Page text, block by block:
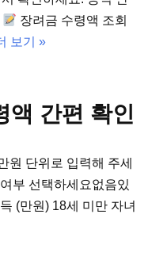
장려금 수령액 조회
보기 »
액 간편 확인
원 단위로 입력해 주세
부 선택하세요없음있
(만원) 18세 미만 자녀